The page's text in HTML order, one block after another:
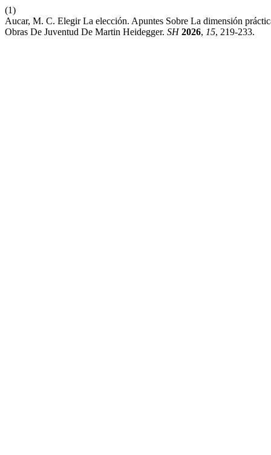
(1)
Aucar, M. C. Elegir La elección. Apuntes Sobre La dimensión
Obras De Juventud De Martin Heidegger. SH 2026, 15, 219-233.